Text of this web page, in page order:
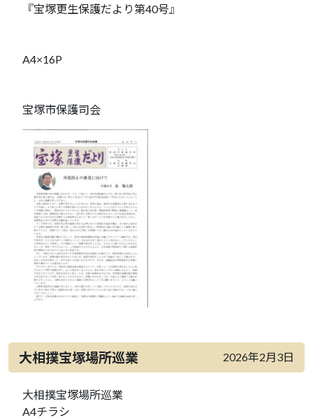
『宝塚更生保護だより第40号』
A4×16P
宝塚市保護司会
大相撲宝塚場所巡業 2026年2月3日
大相撲宝塚場所巡業
A4チラシ